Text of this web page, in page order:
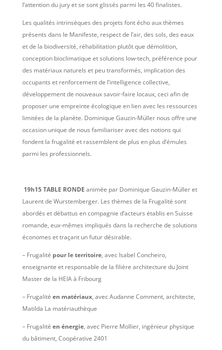
l’attention du jury et se sont glissés parmi les 40 finalistes.
Les qualités intrinsèques des projets font écho aux thèmes
présents dans le Manifeste, respect de l’air, des sols, des eaux
et de la biodiversité, réhabilitation plutôt que démolition,
conception bioclimatique et solutions low-tech, préférence pour
des matériaux naturels et peu transformés, implication des
occupants et renforcement de l’intelligence collective,
développement de nouveaux savoir-faire locaux, ceci afin de
proposer une empreinte écologique en lien avec les ressources
limitées de la planète. Dominique Gauzin-Müller nous offre une
occasion unique de nous familiariser avec des notions qui
fondent la frugalité et rassemblent de plus en plus d’émules
parmi les professionnels.
19h15 TABLE RONDE animée par Dominique Gauzin-Müller et
Laurent de Wurstemberger. Les thèmes de la Frugalité sont
abordés et débattus en compagnie d’acteurs établis en Suisse
romande, eux-mêmes impliqués dans la recherche de solutions
économes et traçant un futur désirable.
– Frugalité pour le territoire, avec Isabel Concheiro,
enseignante et responsable de la filière architecture du Joint
Master de la HEIA à Fribourg
– Frugalité en matériaux, avec Audanne Comment, architecte,
Matilda La matériauthèque
– Frugalité en énergie, avec Pierre Mollier, ingénieur physique
du bâtiment, Coopérative 2401